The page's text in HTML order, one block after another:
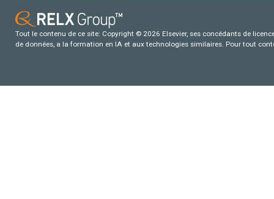
Tout le contenu de ce site: Copyright © 2026 Elsevier, ses concédants de
de données, a la formation en IA et aux technologies similaires. Pour tout